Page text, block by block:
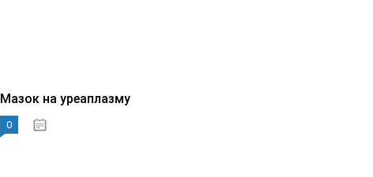
Мазок на уреаплазму
0